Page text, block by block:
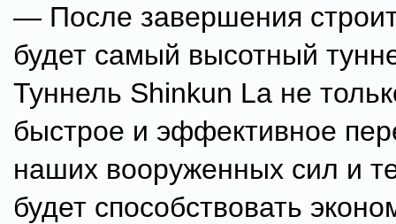
— После завершения
будет самый высотный
Туннель Shinkun La не
быстрое и эффективное
наших вооруженных сил и
будет способствовать